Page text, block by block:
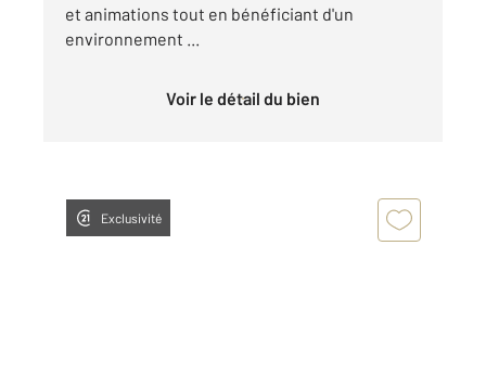
et animations tout en bénéficiant d'un
environnement ...
Voir le détail du bien
Exclusivité